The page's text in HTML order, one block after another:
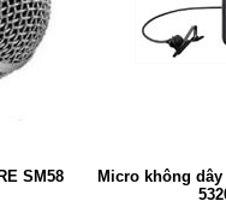
SM58
Micro không dây